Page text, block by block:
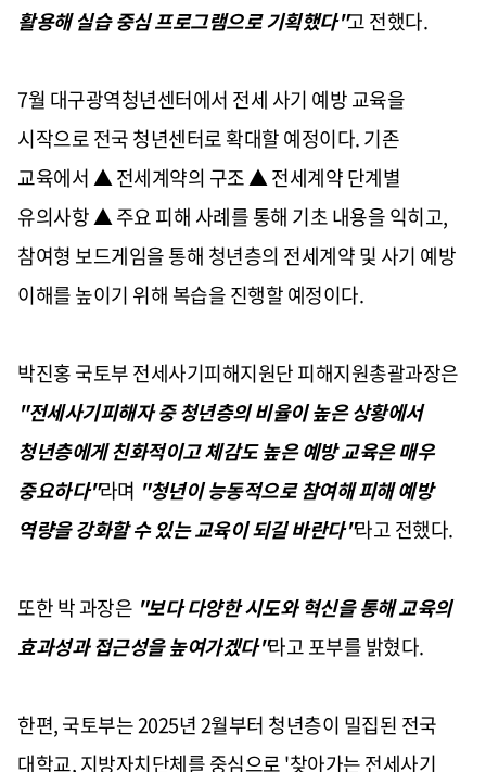
활용해 실습 중심 프로그램으로 기획했다"고 전했다.
7월 대구광역청년센터에서 전세 사기 예방 교육을
시작으로 전국 청년센터로 확대할 예정이다. 기존
교육에서 ▲ 전세계약의 구조 ▲ 전세계약 단계별
유의사항 ▲ 주요 피해 사례를 통해 기초 내용을 익히고,
참여형 보드게임을 통해 청년층의 전세계약 및 사기 예방
이해를 높이기 위해 복습을 진행할 예정이다.
박진홍 국토부 전세사기피해지원단 피해지원총괄과장은
"전세사기피해자 중 청년층의 비율이 높은 상황에서
청년층에게 친화적이고 체감도 높은 예방 교육은 매우
중요하다"라며 "청년이 능동적으로 참여해 피해 예방
역량을 강화할 수 있는 교육이 되길 바란다"라고 전했다.
또한 박 과장은 "보다 다양한 시도와 혁신을 통해 교육의
효과성과 접근성을 높여가겠다"라고 포부를 밝혔다.
한편, 국토부는 2025년 2월부터 청년층이 밀집된 전국
대학교, 지방자치단체를 중심으로 '찾아가는 전세사기